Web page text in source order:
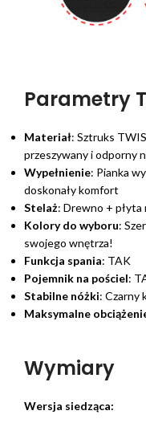
Parametry
Materiał: Sztruks
przeszywany i odporny
Wypełnienie: Pianka
doskonały komfort
Stelaż: Drewno +
Kolory do wyboru:
swojego wnętrza!
Funkcja spania: TAK
Pojemnik na pościel:
Stabilne nóżki: Czarny
Maksymalne
Wymiary
Wersja siedząca: